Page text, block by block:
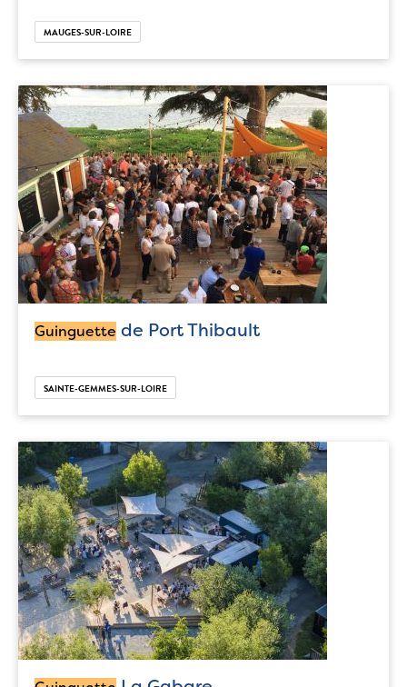
MAUGES-SUR-LOIRE
Guinguette de Port Thibault
SAINTE-GEMMES-SUR-LOIRE